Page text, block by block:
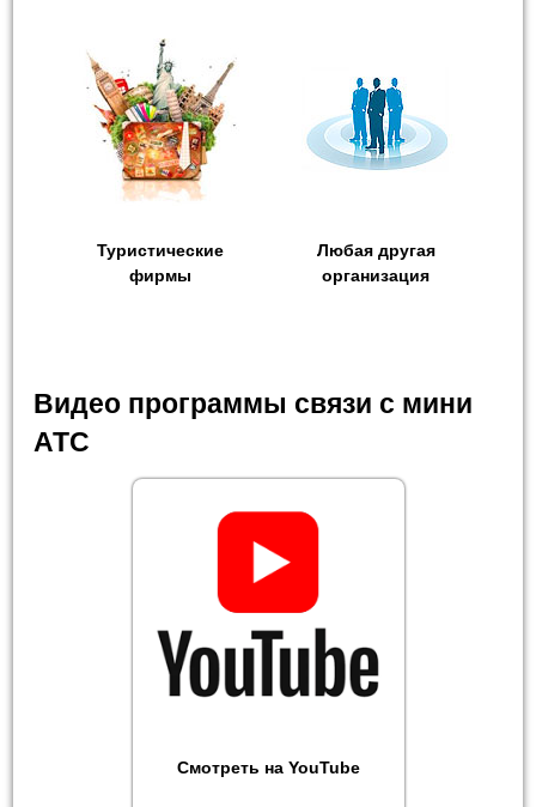
Туристические
фирмы
Любая другая
организация
Видео программы связи с мини
АТС
Смотреть на YouTube